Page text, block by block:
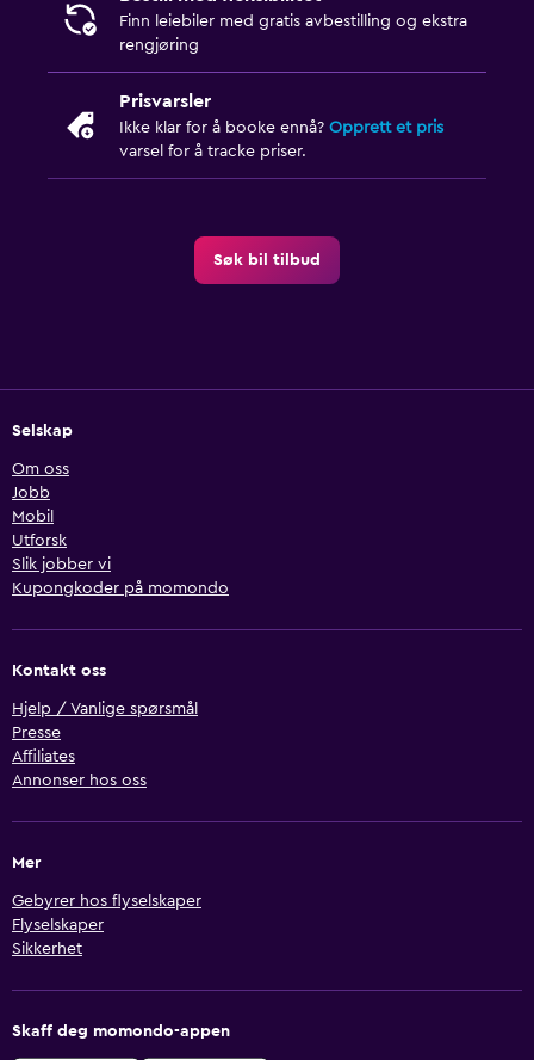
Finn leiebiler med gratis avbestilling og ekstra
rengjøring
Prisvarsler
Ikke klar for å booke ennå? Opprett et pris
varsel for å tracke priser.
Søk bil tilbud
Selskap
Om oss
Jobb
Mobil
Utforsk
Slik jobber vi
Kupongkoder på momondo
Kontakt oss
Hjelp / Vanlige spørsmål
Presse
Affiliates
Annonser hos oss
Mer
Gebyrer hos flyselskaper
Flyselskaper
Sikkerhet
Skaff deg momondo-appen